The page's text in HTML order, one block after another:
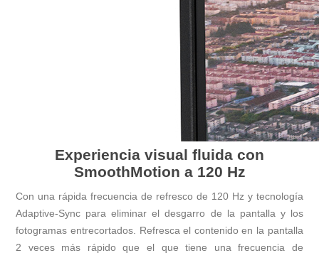
Experiencia visual fluida con
SmoothMotion a 120 Hz
Con una rápida frecuencia de refresco de 120 Hz y tecnología
Adaptive-Sync para eliminar el desgarro de la pantalla y los
fotogramas entrecortados. Refresca el contenido en la pantalla
2 veces más rápido que el que tiene una frecuencia de